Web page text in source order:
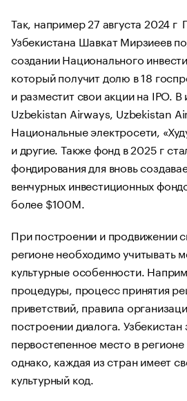
Так, например 27 августа 2024 г
Узбекистана Шавкат Мирзиеев
создании Национального
который получит долю в 18
и разместит свои акции на IPO.
Uzbekistan Airways, Uzbekistan
Национальные электросети,
и другие. Также фонд в 2025 г
фондирования для вновь
венчурных инвестиционных
более $100M.
При построении и продвижении
регионе необходимо учитывать
культурные особенности.
процедуры, процесс принятия
приветствий, правила
построении диалога. Узбекистан
первостепенное место в
однако, каждая из стран имеет
культурный код.